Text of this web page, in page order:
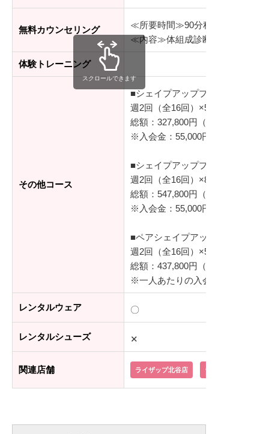
無料カウンセリング
≪所要時間≫90分程度
≪内容≫体組成診断、シミュレー
体験トレーニング
その他コース
■シェイプアッププログラム（基
週2回（全16回）×50分/レッスン
総額：327,800円（税込）
※入会金：55,000円（税込）
■シェイプアッププログラム プラ
週2回（全16回）×80分/レッスン
総額：547,800円（税込）
※入会金：55,000円（税込）
■ペアシェイプアッププログラム
週2回（全16回）×50分/レッスン
総額：437,800円（税込）
※一人あたりの入会金：55,000円
レンタルウェア 〇
レンタルシューズ ✕
関連店舗 ライザップ北谷店 ライザップ那覇店
スクロールできます